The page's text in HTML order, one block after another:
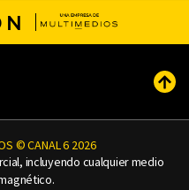
© CANAL 6 2026
incluyendo cualquier medio